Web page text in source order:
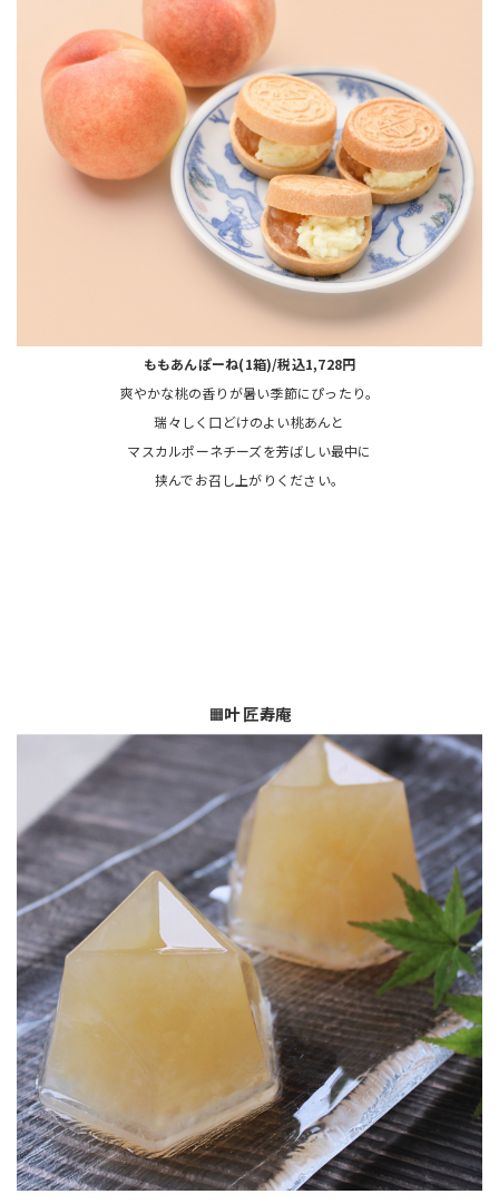
ももあんぽーね(1箱)/税込1,728円
爽やかな桃の香りが暑い季節にぴったり。
瑞々しく口どけのよい桃あんと
マスカルポーネチーズを芳ばしい最中に
挟んでお召し上がりください。
🟧叶 匠寿庵